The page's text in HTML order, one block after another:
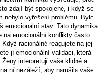
zdají být spokojené, i když se
nebylo vyřešení problému. Bylo
emocionální stav. Tato dynamika
na emocionální konflikty často
racionálně reagujete na její
jí emocionální validaci, která
interpretují vaše klidné a
ní nezáleží, aby narušila vaše